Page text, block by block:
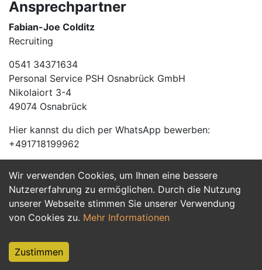
Wir verwenden Cookies, um Ihnen eine bessere
Nutzererfahrung zu ermöglichen. Durch die Nutzung
unserer Webseite stimmen Sie unserer Verwendung
von Cookies zu. Mehr Informationen
Zustimmen
Ansprechpartner
Fabian-Joe Colditz
Recruiting
0541 34371634
Personal Service PSH Osnabrück GmbH
Nikolaiort 3-4
49074 Osnabrück
Hier kannst du dich per WhatsApp bewerben:
+491718199962
Jetzt Bewerben